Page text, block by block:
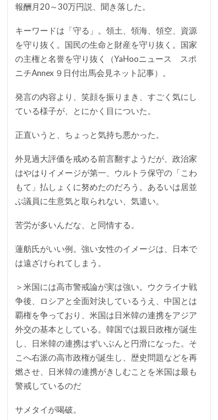
報酬月20～30万円説、聞き落した。
キーワードは「守る」。領土、領海、領空、資源
を守り抜く。国民の生命と財産を守り抜く。国家
の主権と名誉を守り抜く（YaHooニュース スポ
ニチAnnex ９日付出馬会見ネット記事）。
発言の内容より、笑顔を振りまき、すごく気にし
ている様子が、とにかく目についた。
正直いうと、ちょっと気持ち悪かった。
外見過大評価を戒める前言翻すようだが、政治家
はやはりイメージが第一、ウルトラ保守の「こわ
もて」払しょくに努めたのだろう。あるいは居並
ぶ議員に生意気と取られない、気遣い。
苦労が多いんだな、と同情する。
蓮舫氏がいい例。強い女性のイメージは、日本で
は遠ざけられてしまう。
＞米国には高市警戒論が実は強い。ウクライナ戦
争後、ロシアと全面対決しているうえ、中国とは
覇権を争っており、米国は日米韓の連携をアジア
外交の基本としている。韓国では親日政権が誕生
し、日米韓の連携はずいぶんと円滑になった。そ
こへ右派の高市政権が誕生し、歴史問題などを再
燃させ、日米韓の連携がきしむことを米国は最も
警戒しているのだ
サメタイが喝破。